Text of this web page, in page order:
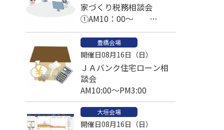
家づくり税務相談会
①AM10：00～
②AM11：00～
③PM1：00～予約済
④PM2：00～
⑤PM3：00～
豊橋会場
開催日08月16日（日）
ＪＡバンク住宅ローン相
談会
AM10:00～PM3:00
大垣会場
開催日08月16日（日）